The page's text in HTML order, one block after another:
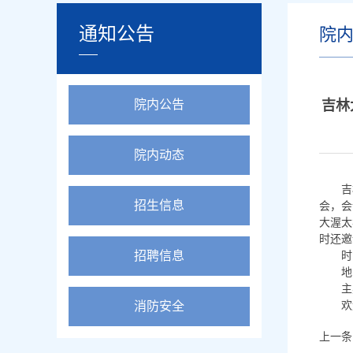
通知公告
院内公告
院内动态
招生信息
招聘信息
消防安全
院
吉
会，
大渥
时还
上一